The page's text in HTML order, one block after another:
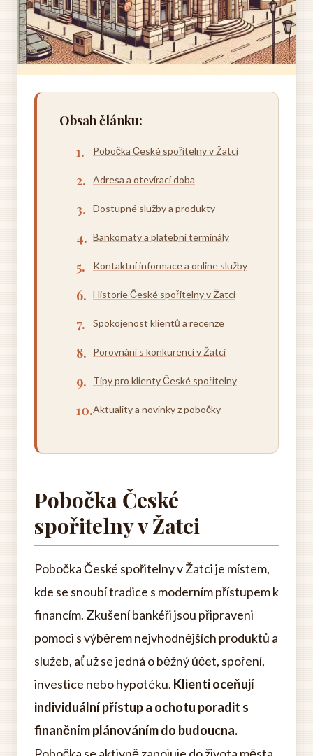
Obsah článku:
Pobočka České spořitelny v Žatci
Adresa a otevírací doba
Dostupné služby a produkty
Bankomaty a platební terminály
Kontaktní informace a online služby
Historie České spořitelny v Žatci
Spokojenost klientů a recenze
Porovnání s konkurencí v Žatci
Tipy pro klienty České spořitelny
Aktuality a novinky z pobočky
Pobočka České
spořitelny v Žatci
Pobočka České spořitelny v Žatci je místem,
kde se snoubí tradice s moderním přístupem k
financím. Zkušení bankéři jsou připraveni
pomoci s výběrem nejvhodnějších produktů a
služeb, ať už se jedná o běžný účet, spoření,
investice nebo hypotéku. Klienti oceňují
individuální přístup a ochotu poradit s
finančním plánováním do budoucna.